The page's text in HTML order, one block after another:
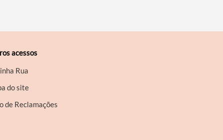
acessos
Rua
do site
de Reclamações